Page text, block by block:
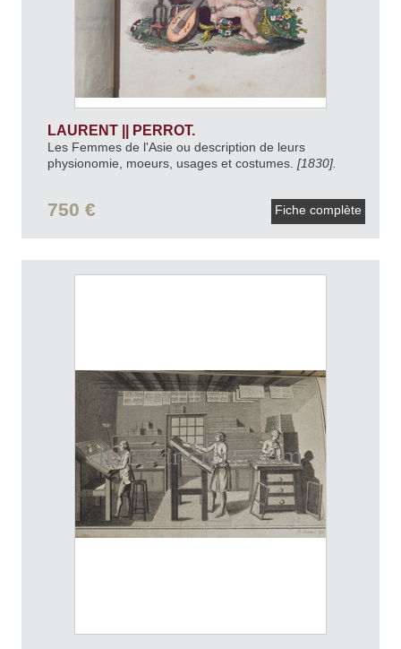
LAURENT || PERROT.
Les Femmes de l'Asie ou description de leurs
physionomie, moeurs, usages et costumes. [1830].
750 € Fiche complète